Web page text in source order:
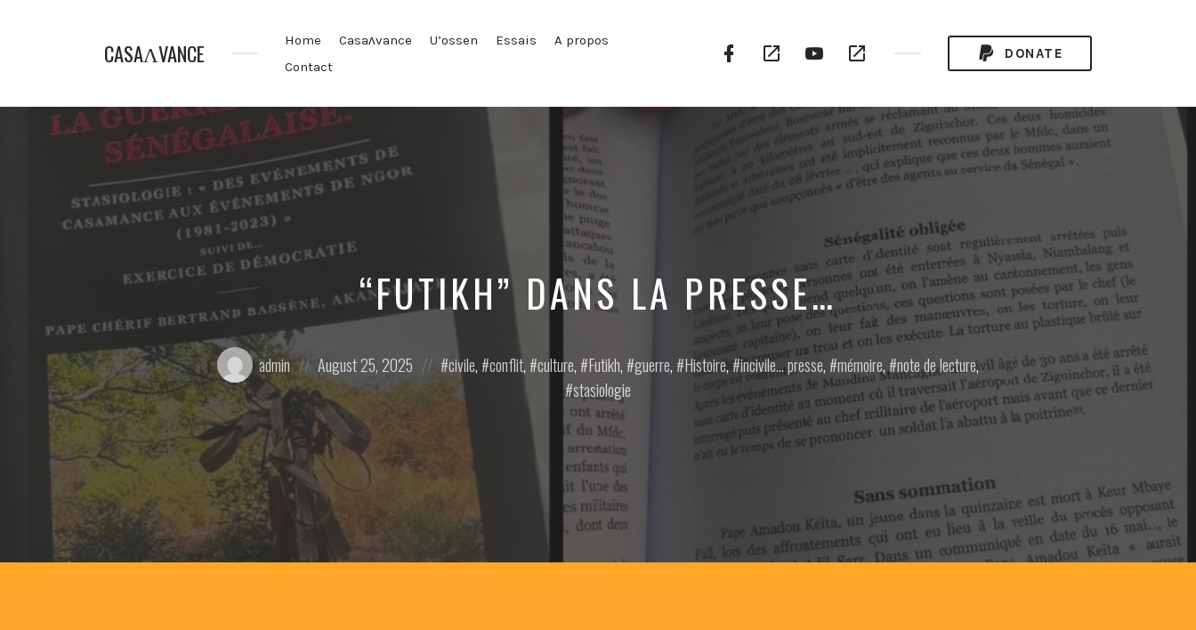
CASAɅVANCE
aVance…
Home Casaʌvance U’ossen Essais
A propos
Contact
Facebook
Profile
Google
Play
YouTube
Channel
DONATE
“FUTIKH” DANS LA PRESSE…
Posted
by:
admin
Posted
on
August 25, 2025
Posted
in:
civile, conflit, culture, Futikh, guerre, Histoire, incivile... presse, mémoire, note de lecture,
stasiologie